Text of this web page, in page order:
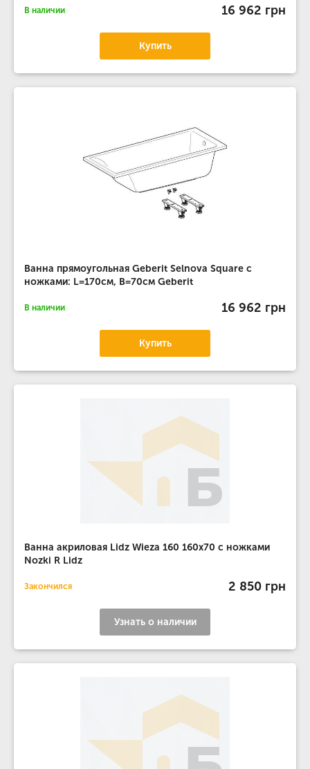
В наличии 16 962 грн
Купить
Ванна прямоугольная Geberit Selnova Square с
ножками: L=170см, B=70см Geberit
В наличии 16 962 грн
Купить
Ванна акриловая Lidz Wieza 160 160x70 с ножками
Nozki R Lidz
Закончился 2 850 грн
Узнать о наличии